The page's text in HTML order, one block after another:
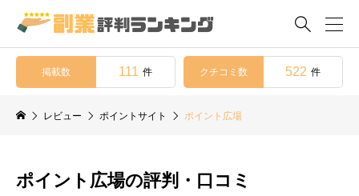

掲載数 111 件 クチコミ数 522 件
レビュー ポイントサイト ポイント広場
ポイント広場の評判・口コミ